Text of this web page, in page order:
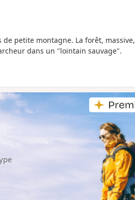
petite montagne. La forêt, massive,
dans un "lointain sauvage".